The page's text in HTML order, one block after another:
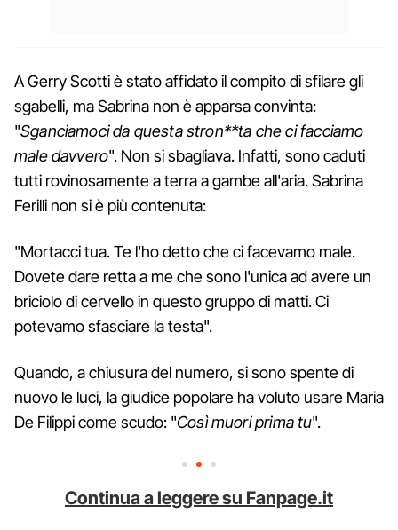
A Gerry Scotti è stato affidato il compito di sfilare gli
sgabelli, ma Sabrina non è apparsa convinta:
"Sganciamoci da questa stron**ta che ci facciamo
male davvero". Non si sbagliava. Infatti, sono caduti
tutti rovinosamente a terra a gambe all'aria. Sabrina
Ferilli non si è più contenuta:
"Mortacci tua. Te l'ho detto che ci facevamo male.
Dovete dare retta a me che sono l'unica ad avere un
briciolo di cervello in questo gruppo di matti. Ci
potevamo sfasciare la testa".
Quando, a chiusura del numero, si sono spente di
nuovo le luci, la giudice popolare ha voluto usare Maria
De Filippi come scudo: "Così muori prima tu".
Continua a leggere su Fanpage.it